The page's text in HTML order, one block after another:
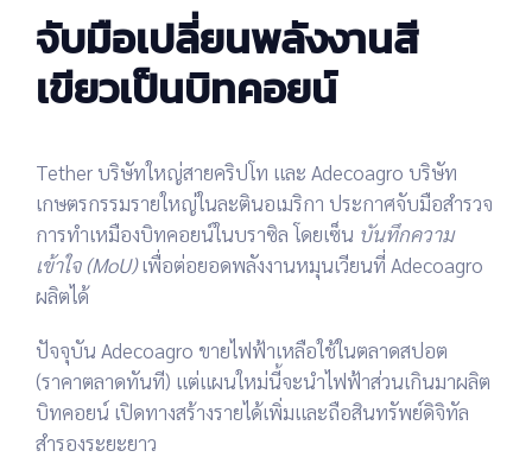
จับมือเปลี่ยนพลังงานสี
เขียวเป็นบิทคอยน์
Tether บริษัทใหญ่สายคริปโท และ Adecoagro บริษัท
เกษตรกรรมรายใหญ่ในละตินอเมริกา ประกาศจับมือสำรวจ
การทำเหมืองบิทคอยน์ในบราซิล โดยเซ็น บันทึกความ
เข้าใจ (MoU)เพื่อต่อยอดพลังงานหมุนเวียนที่ Adecoagro
ผลิตได้
ปัจจุบัน Adecoagro ขายไฟฟ้าเหลือใช้ในตลาดสปอต
(ราคาตลาดทันที) แต่แผนใหม่นี้จะนำไฟฟ้าส่วนเกินมาผลิต
บิทคอยน์ เปิดทางสร้างรายได้เพิ่มและถือสินทรัพย์ดิจิทัล
สำรองระยะยาว